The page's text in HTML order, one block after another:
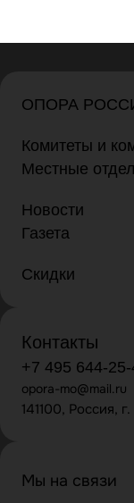
ОПОРА
Комитеты и
Местные
Новости
Газета
Скидки
Контакты
+7 495 644-25-
opora-mo@mail.ru
141100, Россия,
Мы на связи